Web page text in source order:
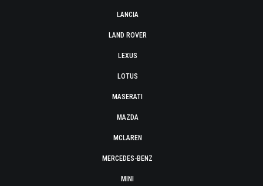
LANCIA
LAND ROVER
LEXUS
LOTUS
MASERATI
MAZDA
MCLAREN
MERCEDES-BENZ
MINI